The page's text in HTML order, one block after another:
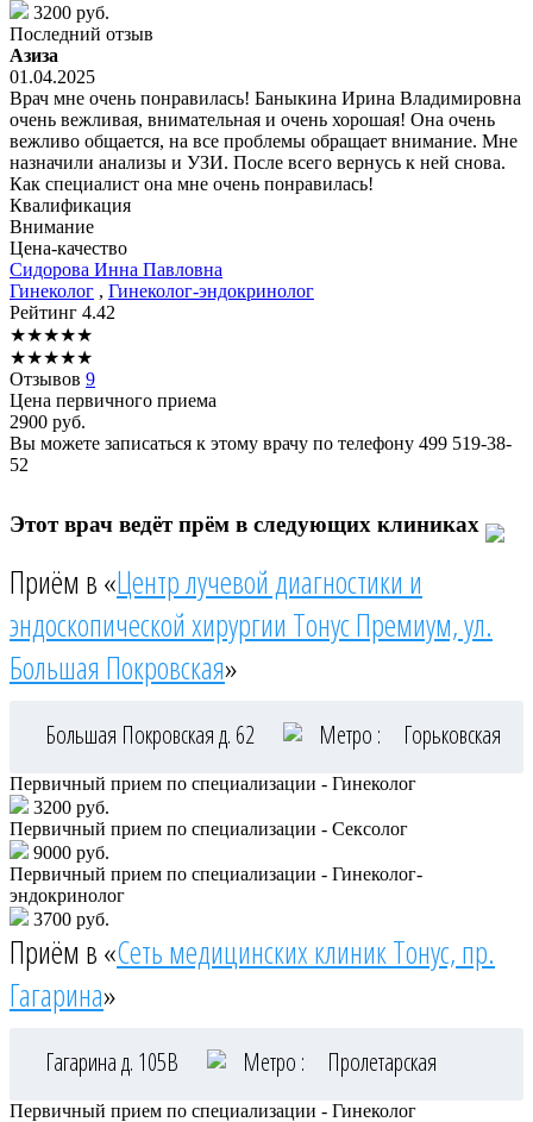
3200 руб.
Последний отзыв
Азиза
01.04.2025
Врач мне очень понравилась! Баныкина Ирина Владимировна
очень вежливая, внимательная и очень хорошая! Она очень
вежливо общается, на все проблемы обращает внимание. Мне
назначили анализы и УЗИ. После всего вернусь к ней снова.
Как специалист она мне очень понравилась!
Квалификация
Внимание
Цена-качество
Сидорова Инна Павловна
Гинеколог , Гинеколог-эндокринолог
Рейтинг 4.42
★★★★★
★★★★★
Отзывов 9
Цена первичного приема
2900 руб.
Вы можете записаться к этому врачу по телефону 499 519-38-
52
Этот врач ведёт прём в следующих клиниках
Приём в «Центр лучевой диагностики и
эндоскопической хирургии Тонус Премиум, ул.
Большая Покровская»
Большая Покровская д. 62 Метро : Горьковская
Первичный прием по специализации - Гинеколог
3200 руб.
Первичный прием по специализации - Сексолог
9000 руб.
Первичный прием по специализации - Гинеколог-
эндокринолог
3700 руб.
Приём в «Сеть медицинских клиник Тонус, пр.
Гагарина»
Гагарина д. 105В Метро : Пролетарская
Первичный прием по специализации - Гинеколог